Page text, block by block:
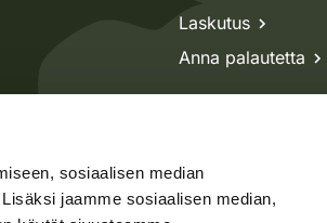
sosiaalisen median
jaamme sosiaalisen median,
Laskutus
Anna palautetta